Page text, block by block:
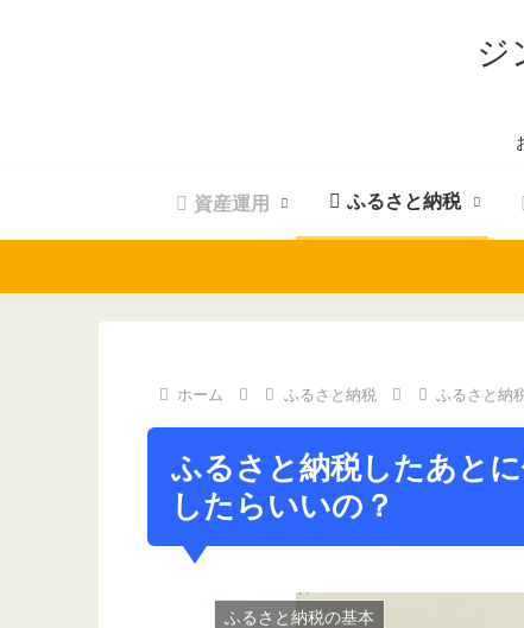
ジ
資産運用 ふるさと納税
ホーム ふるさと納税 ふるさと納
ふるさと納税したあと
したらいいの？
ふるさと納税の基本